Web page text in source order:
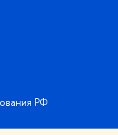
РФ